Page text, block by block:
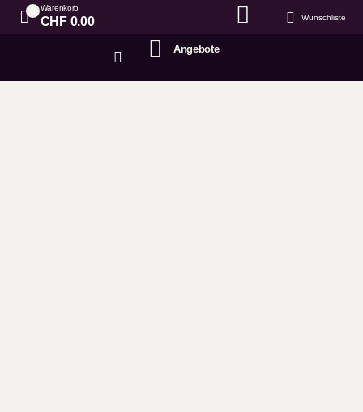
Warenkorb
CHF0.00 Wunschliste
Angebote